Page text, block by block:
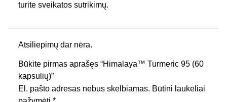
turite sveikatos sutrikimų.
Atsiliepimų dar nėra.
Būkite pirmas aprašęs “Himalaya™ Turmeric 95 (60
kapsulių)”
El. pašto adresas nebus skelbiamas. Būtini laukeliai